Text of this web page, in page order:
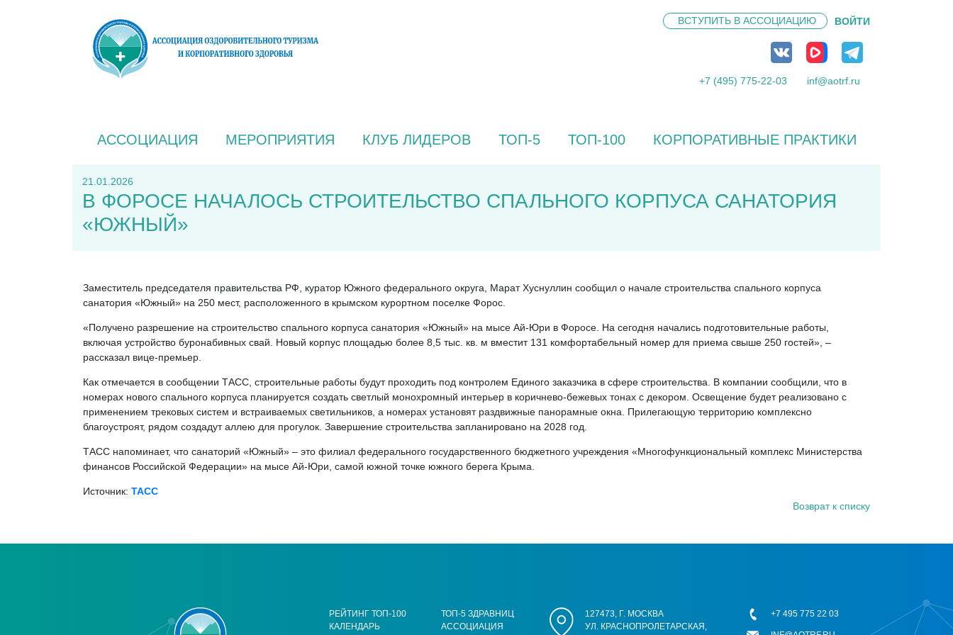
ВСТУПИТЬ В АССОЦИАЦИЮ ВОЙТИ
+7 (495) 775-22-03 inf@aotrf.ru
АССОЦИАЦИЯ МЕРОПРИЯТИЯ КЛУБ ЛИДЕРОВ ТОП-5 ТОП-100 КОРПОРАТИВНЫЕ ПРАКТИКИ
21.01.2026
В ФОРОСЕ НАЧАЛОСЬ СТРОИТЕЛЬСТВО СПАЛЬНОГО КОРПУСА САНАТОРИЯ
«ЮЖНЫЙ»
Заместитель председателя правительства РФ, куратор Южного федерального округа, Марат Хуснуллин сообщил о начале строительства спального корпуса
санатория «Южный» на 250 мест, расположенного в крымском курортном поселке Форос.
«Получено разрешение на строительство спального корпуса санатория «Южный» на мысе Ай-Юри в Форосе. На сегодня начались подготовительные работы,
включая устройство буронабивных свай. Новый корпус площадью более 8,5 тыс. кв. м вместит 131 комфортабельный номер для приема свыше 250 гостей», –
рассказал вице-премьер.
Как отмечается в сообщении ТАСС, строительные работы будут проходить под контролем Единого заказчика в сфере строительства. В компании сообщили, что в
номерах нового спального корпуса планируется создать светлый монохромный интерьер в коричнево-бежевых тонах с декором. Освещение будет реализовано с
применением трековых систем и встраиваемых светильников, а номерах установят раздвижные панорамные окна. Прилегающую территорию комплексно
благоустроят, рядом создадут аллею для прогулок. Завершение строительства запланировано на 2028 год.
ТАСС напоминает, что санаторий «Южный» – это филиал федерального государственного бюджетного учреждения «Многофункциональный комплекс Министерства
финансов Российской Федерации» на мысе Ай-Юри, самой южной точке южного берега Крыма.
Источник: ТАСС
Возврат к списку
РЕЙТИНГ ТОП-100
КАЛЕНДАРЬ
ТОП-5 ЗДРАВНИЦ
АССОЦИАЦИЯ
127473, Г. МОСКВА
УЛ. КРАСНОПРОЛЕТАРСКАЯ,
+7 495 775 22 03